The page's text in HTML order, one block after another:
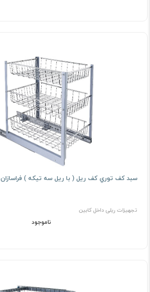
ﺳﺒﺪ ﻛﻒ ﺗﻮري ﻛﻒ رﻳﻞ ( ﺑﺎ رﻳﻞ ﺳﻪ ﺗﻴﻜﻪ ) فراسازان
تجهیزات ریلی داخل کابین
ناموجود